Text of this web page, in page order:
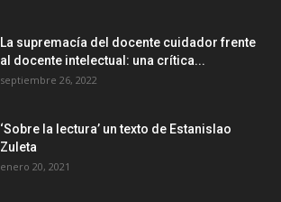
La supremacía del docente cuidador frente
al docente intelectual: una crítica...
septiembre 26, 2022
‘Sobre la lectura’ un texto de Estanislao
Zuleta
enero 20, 2021